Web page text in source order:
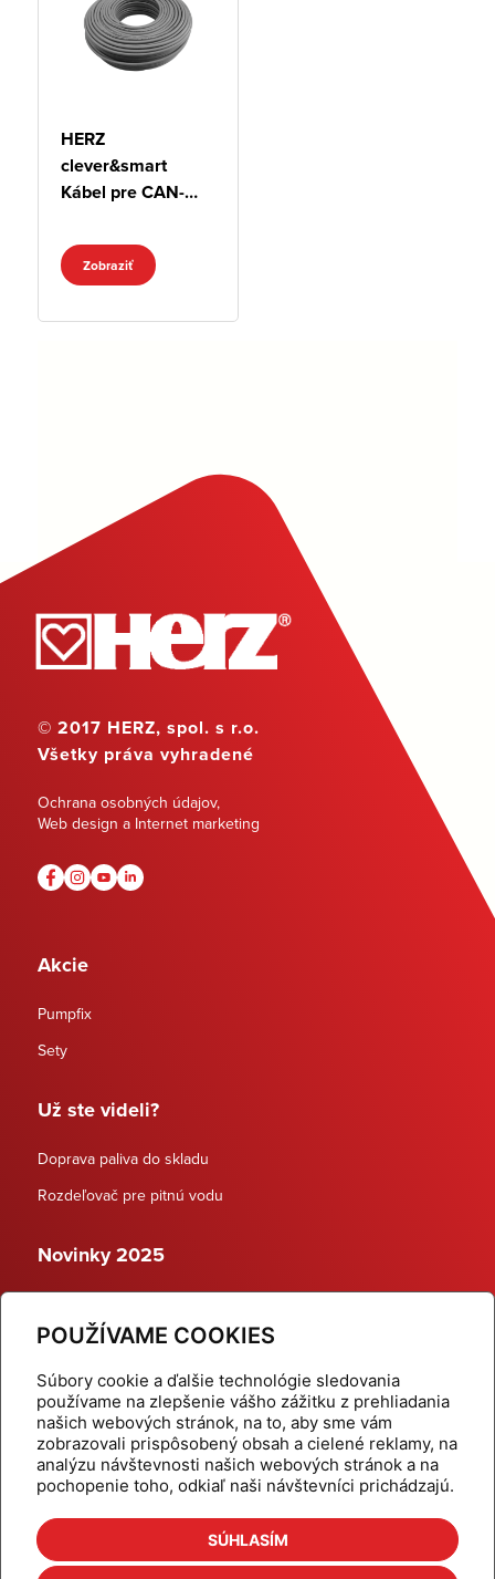
POUŽÍVAME COOKIES
Súbory cookie a ďalšie technológie sledovania
používame na zlepšenie vášho zážitku z prehliadania
našich webových stránok, na to, aby sme vám
zobrazovali prispôsobený obsah a cielené reklamy, na
analýzu návštevnosti našich webových stránok a na
pochopenie toho, odkiaľ naši návštevníci prichádzajú.
SÚHLASÍM
HERZ
clever&smart
Kábel pre CAN-
Zobraziť
© 2017 HERZ, spol. s r.o.
Všetky práva vyhradené
Ochrana osobných údajov,
Web design a Internet marketing
Akcie
Pumpfix
Sety
Už ste videli?
Doprava paliva do skladu
Rozdeľovač pre pitnú vodu
Novinky 2025
Dynamické termostatické ventily
Domov
Produkty
Aktuality
Odber šikovné tipy
Kalkulačky
Cenníky
Na stiahnutie
Referencie